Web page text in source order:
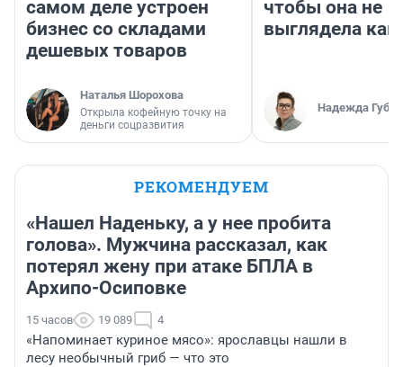
самом деле устроен
бизнес со складами
дешевых товаров
Наталья Шорохова
Открыла кофейную точку на
деньги соцразвития
чтобы она не
выглядела как
Надежда
РЕКОМЕНДУЕМ
«Нашел Наденьку, а у нее пробита
голова». Мужчина рассказал, как
потерял жену при атаке БПЛА в
Архипо-Осиповке
15 часов 19 089 4
«Напоминает куриное мясо»: ярославцы нашли в
лесу необычный гриб — что это